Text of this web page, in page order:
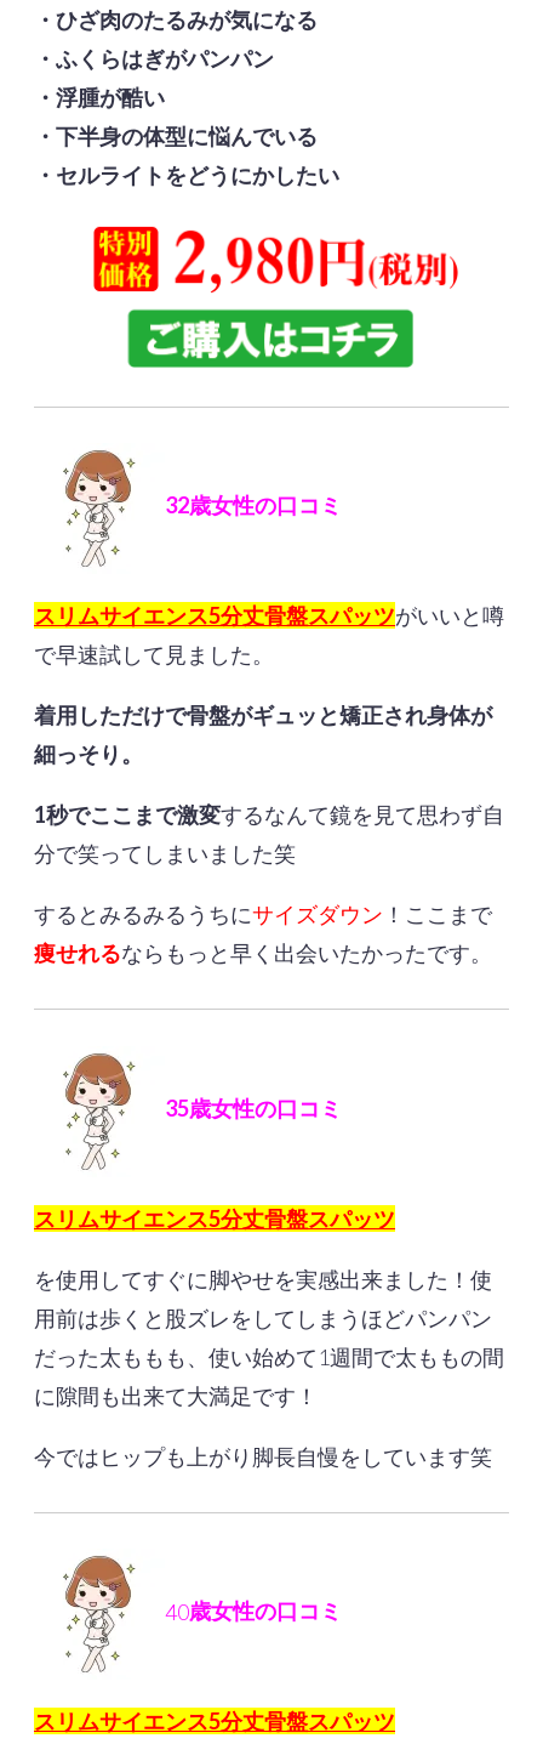
・ひざ肉のたるみが気になる
・ふくらはぎがパンパン
・浮腫が酷い
・下半身の体型に悩んでいる
・セルライトをどうにかしたい
32歳女性の口コミ
スリムサイエンス5分丈骨盤スパッツがいいと噂
で早速試して見ました。
着用しただけで骨盤がギュッと矯正され身体が
細っそり。
1秒でここまで激変するなんて鏡を見て思わず自
分で笑ってしまいました笑
するとみるみるうちにサイズダウン ！ここまで
痩せれるならもっと早く出会いたかったです。
35歳女性の口コミ
スリムサイエンス5分丈骨盤スパッツ
を使用してすぐに脚やせを実感出来ました！使
用前は歩くと股ズレをしてしまうほどパンパン
だった太ももも、使い始めて1週間で太ももの間
に隙間も出来て大満足です！
今ではヒップも上がり脚長自慢をしています笑
40歳女性の口コミ
スリムサイエンス5分丈骨盤スパッツ